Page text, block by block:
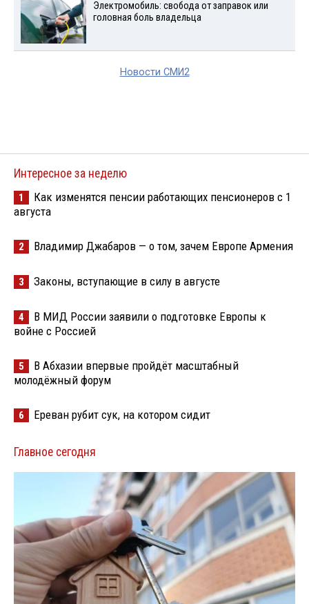
Электромобиль: свобода от заправок или
головная боль владельца
Новости СМИ2
Интересное за неделю
1
Как изменятся пенсии работающих пенсионеров с 1
августа
2 Владимир Джабаров — о том, зачем Европе Армения
3 Законы, вступающие в силу в августе
4
В МИД России заявили о подготовке Европы к
войне с Россией
5
В Абхазии впервые пройдёт масштабный
молодёжный форум
6 Ереван рубит сук, на котором сидит
Главное сегодня